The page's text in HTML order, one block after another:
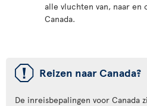
alle vluchten van, naar en
Canada.
ü Reizen naar Canada?
De inreisbepalingen voor Canada